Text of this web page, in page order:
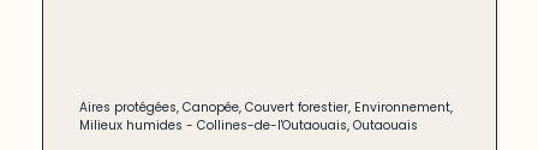
Aires protégées,Canopée,Couvert forestier, Environnement,
Milieux humides -Collines-de-l'Outaouais,Outaouais